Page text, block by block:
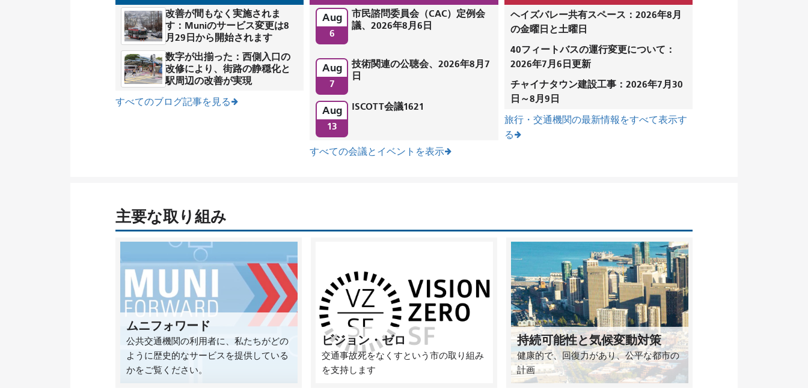
改善が間もなく実施されま
す：Muniのサービス変更は8
月29日から開始されます
数字が出揃った：西側入口の
改修により、街路の静穏化と
駅周辺の改善が実現
すべてのブログ記事を見る
Aug
6
市民諮問委員会（CAC）定例会
議、2026年8月6日
Aug
7
技術関連の公聴会、2026年8月7
日
Aug
13
ISCOTT会議1621
すべての会議とイベントを表示
ヘイズバレー共有スペース：2026年8月
の金曜日と土曜日
40フィートバスの運行変更について：
2026年7月6日更新
チャイナタウン建設工事：2026年7月30
日～8月9日
旅行・交通機関の最新情報をすべて表示す
る
主要な取り組み
ムニフォワード
公共交通機関の利用者に、私たちがどの
ように歴史的なサービスを提供している
かをご覧ください。
ビジョン・ゼロ
交通事故死をなくすという市の取り組み
を支持します
持続可能性と気候変動対策
健康的で、回復力があり、公平な都市の
計画